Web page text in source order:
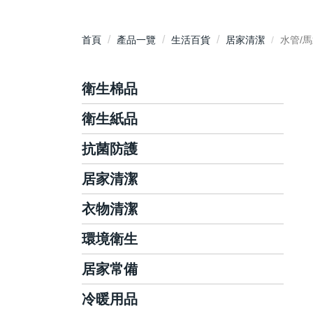
首頁 產品一覽 生活百貨 居家清潔 水管/
衛生棉品
護墊
日用衛生棉
夜用衛生棉
衛生棉條
衛生紙品
抽取式衛生紙
平版/捲筒式衛生紙
面紙/隨身包
廚房紙巾
抗菌防護
洗手乳/慕斯
手部抗菌/乾洗手
抗菌濕巾
藥用酒精/酒精濕巾
泡沫洗手機
居家清潔
碗盤/蔬果清潔
廚房清潔
玻璃清潔
浴室清潔
衣物清潔
洗衣精/粉
衣物柔軟芳香
衣物局部去漬
環境衛生
環境消毒滅菌
環境芳香除臭
居家常備
棉花棒
冷暖用品